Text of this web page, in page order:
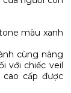
màu xanh
cùng nàng
với chiếc veil
cấp được